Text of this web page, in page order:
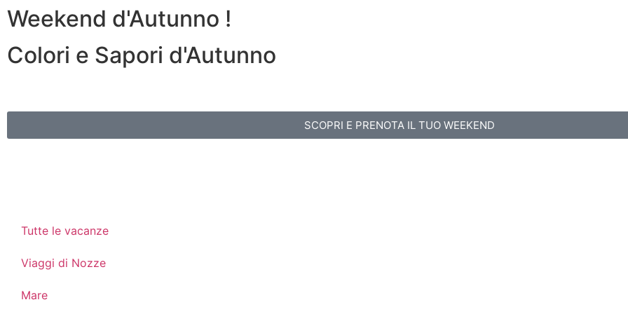
Weekend d'Autunno !
Colori e Sapori d'Autunno
SCOPRI E PRENOTA IL TUO WEEKEND
Tutte le vacanze
Viaggi di Nozze
Mare